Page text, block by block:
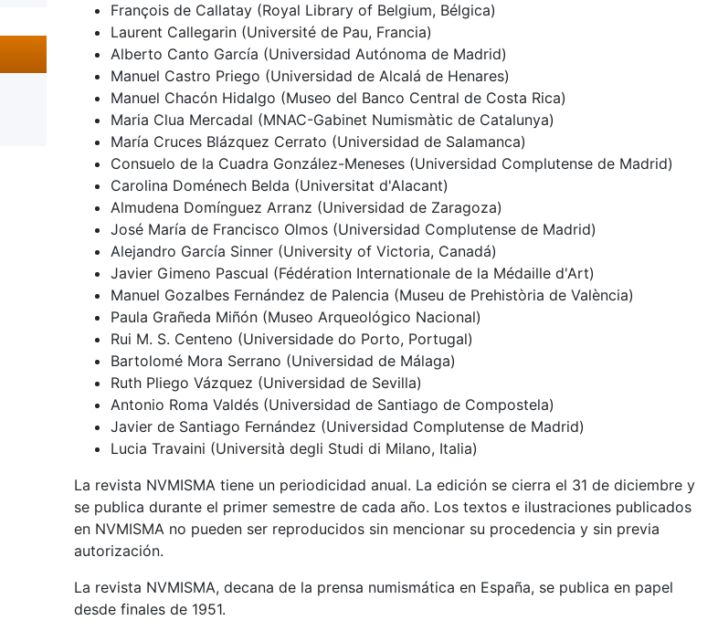
François de Callatay (Royal Library of Belgium, Bélgica)
Laurent Callegarin (Université de Pau, Francia)
Alberto Canto García (Universidad Autónoma de Madrid)
Manuel Castro Priego (Universidad de Alcalá de Henares)
Manuel Chacón Hidalgo (Museo del Banco Central de Costa Rica)
Maria Clua Mercadal (MNAC-Gabinet Numismàtic de Catalunya)
María Cruces Blázquez Cerrato (Universidad de Salamanca)
Consuelo de la Cuadra González-Meneses (Universidad Complutense de Madrid)
Carolina Doménech Belda (Universitat d'Alacant)
Almudena Domínguez Arranz (Universidad de Zaragoza)
José María de Francisco Olmos (Universidad Complutense de Madrid)
Alejandro García Sinner (University of Victoria, Canadá)
Javier Gimeno Pascual (Fédération Internationale de la Médaille d'Art)
Manuel Gozalbes Fernández de Palencia (Museu de Prehistòria de València)
Paula Grañeda Miñón (Museo Arqueológico Nacional)
Rui M. S. Centeno (Universidade do Porto, Portugal)
Bartolomé Mora Serrano (Universidad de Málaga)
Ruth Pliego Vázquez (Universidad de Sevilla)
Antonio Roma Valdés (Universidad de Santiago de Compostela)
Javier de Santiago Fernández (Universidad Complutense de Madrid)
Lucia Travaini (Università degli Studi di Milano, Italia)
La revista NVMISMA tiene un periodicidad anual. La edición se cierra el 31 de diciembre y
se publica durante el primer semestre de cada año. Los textos e ilustraciones publicados
en NVMISMA no pueden ser reproducidos sin mencionar su procedencia y sin previa
autorización.
La revista NVMISMA, decana de la prensa numismática en España, se publica en papel
desde finales de 1951.